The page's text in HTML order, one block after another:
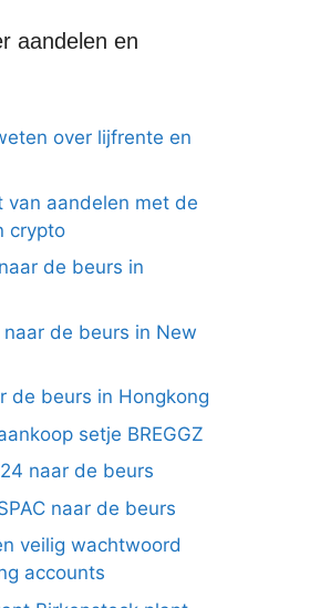
aandelen en
over lijfrente en
van aandelen met de
crypto
de beurs in
de beurs in New
de beurs in Hongkong
setje BREGGZ
naar de beurs
naar de beurs
veilig wachtwoord
accounts